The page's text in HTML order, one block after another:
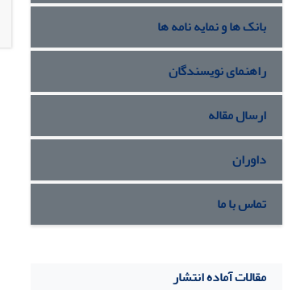
بانک ها و نمایه نامه ها
راهنمای نویسندگان
ارسال مقاله
داوران
تماس با ما
مقالات آماده انتشار